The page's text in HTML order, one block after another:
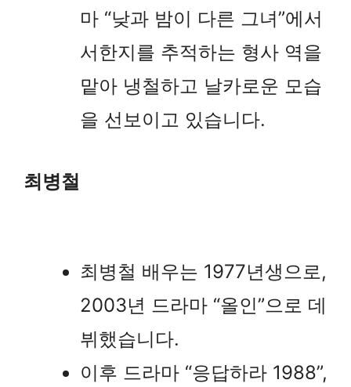
마 “낮과 밤이 다른 그녀”에서
서한지를 추적하는 형사 역을
맡아 냉철하고 날카로운 모습
을 선보이고 있습니다.
최병철
최병철 배우는 1977년생으로,
2003년 드라마 “올인”으로 데
뷔했습니다.
이후 드라마 “응답하라 1988”,